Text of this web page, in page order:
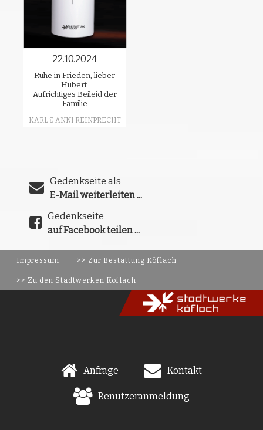
22.10.2024
Ruhe in Frieden, lieber
Hubert.
Aufrichtiges Beileid der
Familie
KARL & ANNI REINPRECHT
Gedenkseite als
E-Mail weiterleiten ...
Gedenkseite
auf Facebook teilen ...
Impressum >> Zur Bestattung Köflach
>> Zu den Stadtwerken Köflach
Anfrage Kontakt
Benutzeranmeldung